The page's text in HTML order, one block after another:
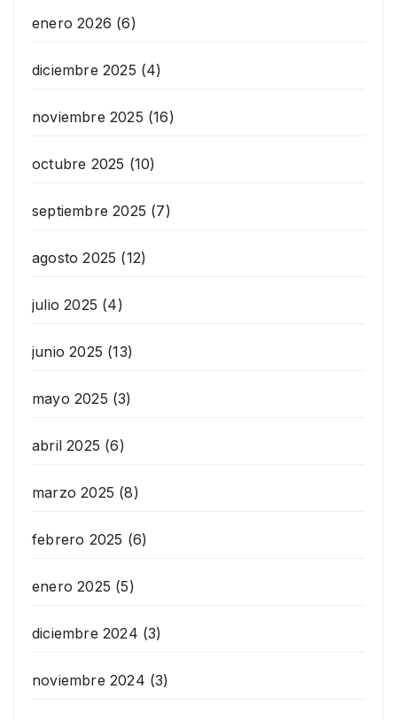
enero 2026 (6)
diciembre 2025 (4)
noviembre 2025 (16)
octubre 2025 (10)
septiembre 2025 (7)
agosto 2025 (12)
julio 2025 (4)
junio 2025 (13)
mayo 2025 (3)
abril 2025 (6)
marzo 2025 (8)
febrero 2025 (6)
enero 2025 (5)
diciembre 2024 (3)
noviembre 2024 (3)